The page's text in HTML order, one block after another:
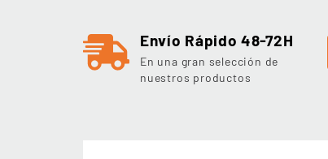
Envío Rápido 48-72H
En una gran selección de
nuestros productos